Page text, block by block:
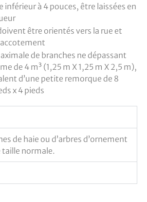
inférieur à 4 pouces, être laissées en
être orientés vers la rue et
de branches ne dépassant
de 4 m³ (1,25 m X 1,25 m X 2,5 m),
d’une petite remorque de 8
x 4 pieds
de haie ou d’arbres d’ornement
taille normale.